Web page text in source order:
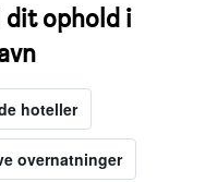
ophold i
hoteller
overnatninger